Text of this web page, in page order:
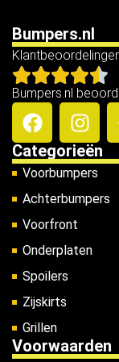
Bumpers.nl
Bumpers.nl
Categorieën
Voorbumpers
Achterbumpers
Voorfront
Onderplaten
Spoilers
Zijskirts
Grillen
Voorwaarden